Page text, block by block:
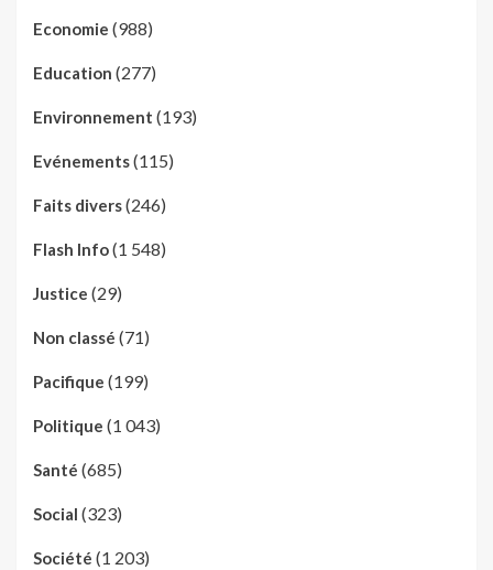
Economie (988)
Education (277)
Environnement (193)
Evénements(115)
Faits divers(246)
Flash Info(1 548)
Justice (29)
Non classé (71)
Pacifique (199)
Politique (1 043)
Santé (685)
Social (323)
Société (1 203)